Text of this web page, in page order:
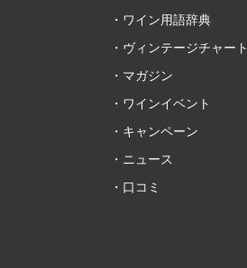
ワイン用語辞典
ヴィンテージチャート
マガジン
ワインイベント
キャンペーン
ニュース
口コミ